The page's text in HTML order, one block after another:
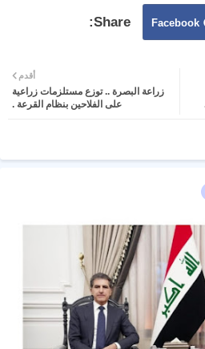
Facebook
أقدم
زراعة البصرة .. توزع مستلزمات زراعية
على الفلاحين بنظام القرعة .